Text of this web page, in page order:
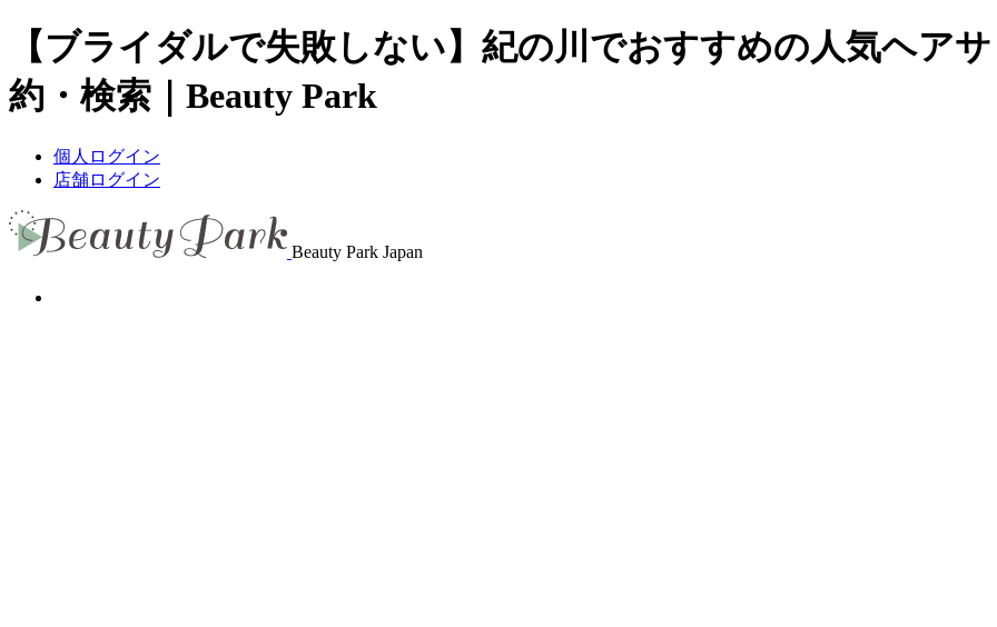
【ブライダルで失敗しない】紀の川でおすすめの人気ヘア
約・検索｜Beauty Park
個人ログイン
店舗ログイン
Beauty Park Japan